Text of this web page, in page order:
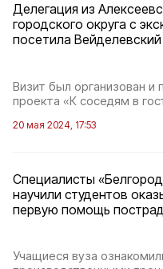
Делегация из
городского округа с
посетила
Визит был организован и
проекта «К соседям в
20 мая 2024, 17:53
Специалисты
научили студентов
первую помощь
Учащиеся вуза